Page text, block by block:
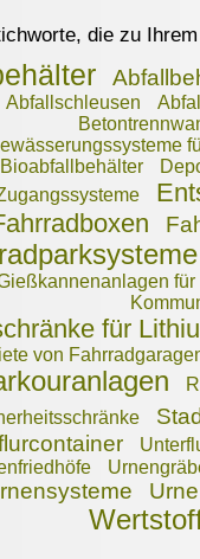
die zu
Abfallschleusen
Bioabfallbehälter
für
für
von